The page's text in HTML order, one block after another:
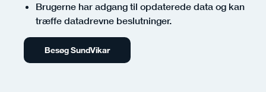
Brugerne har adgang til opdaterede data og kan
træffe datadrevne beslutninger.
Besøg SundVikar